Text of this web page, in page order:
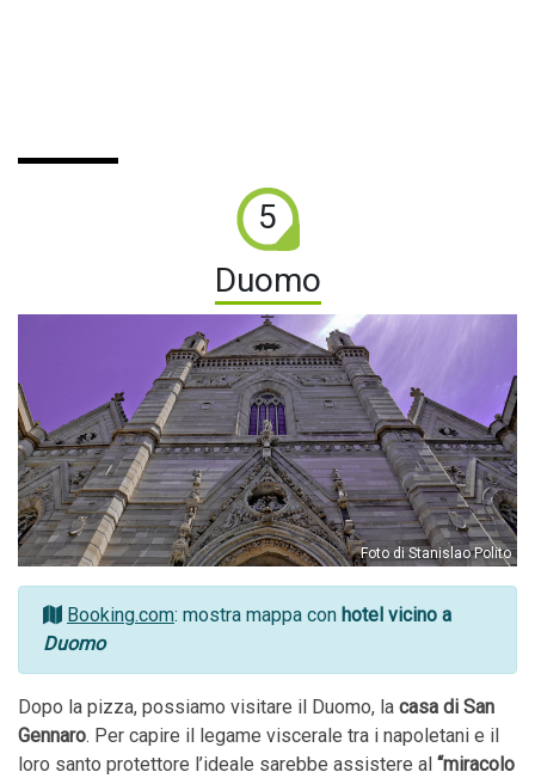
5
Duomo
Foto di Stanislao Polito
Booking.com: mostra mappa con hotel vicino a
Duomo
Dopo la pizza, possiamo visitare il Duomo, la casa di San
Gennaro. Per capire il legame viscerale tra i napoletani e il
loro santo protettore l’ideale sarebbe assistere al “miracolo